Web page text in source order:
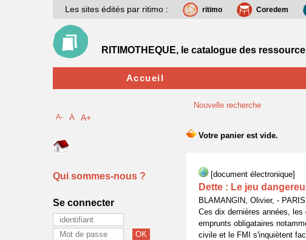
Nouvelle recherche
[document électronique]
Dette : Le jeu
BLAMANGIN, Olivier, -
Ces dix dernières années,
emprunts obligataires
civile et le FMI s'inquiètent
Les sites édités par ritimo : ritimo Coredem
RITIMOTHEQUE, le catalogue des
Accueil
A- A A+
Qui sommes-nous ?
Se connecter